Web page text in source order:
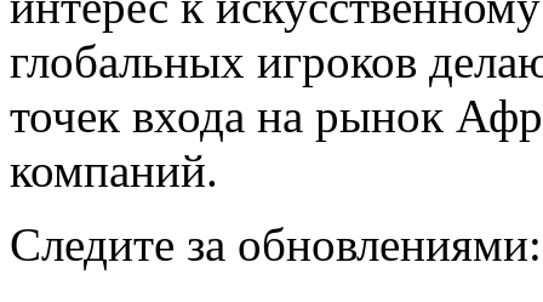
глобальных игроков
точек входа на рынок
компаний.
Следите за